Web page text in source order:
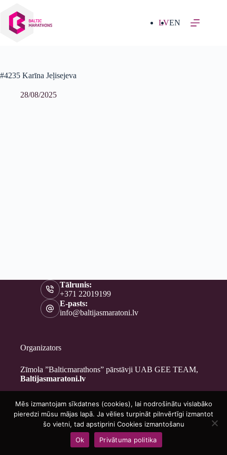
saturu
LVEN
#4235 Karīna Jeļisejeva
28/08/2025
Tālrunis:
+371 22019199
E-pasts:
info@baltijasmaratoni.lv
Organizators
Zīmola ”Balticmarathons” pārstāvji UAB GEE TEAM,
Baltijasmaratoni.lv
Kontakti
Par mums
Brīvprātīgajiem
Privātuma politika
Copyright © 2026 - Baltijasmaratoni.lv
Mēs izmantojam sīkdatnes (cookies), lai nodrošinātu vislabāko
pieredzi mūsu mājas lapā. Ja vēlies turpināt pilnvērtīgi izmantot
šo vietni, tad apstiprini Cookies izmantošanu
Ok
Privātuma politika